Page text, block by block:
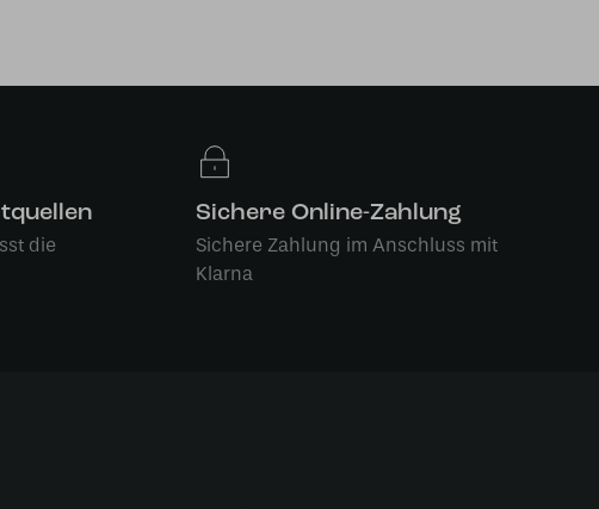
die
Sichere Online-Zahlung
Sichere Zahlung im Anschluss mit
Klarna